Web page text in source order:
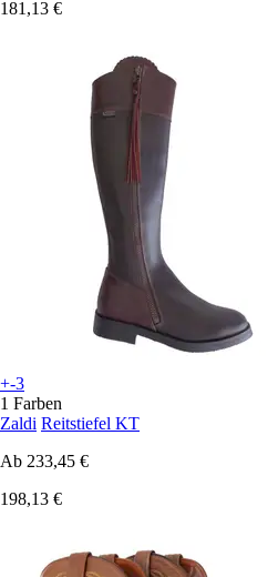
181,13 €
+-3
1 Farben
Zaldi Reitstiefel KT
Ab 233,45 €
198,13 €